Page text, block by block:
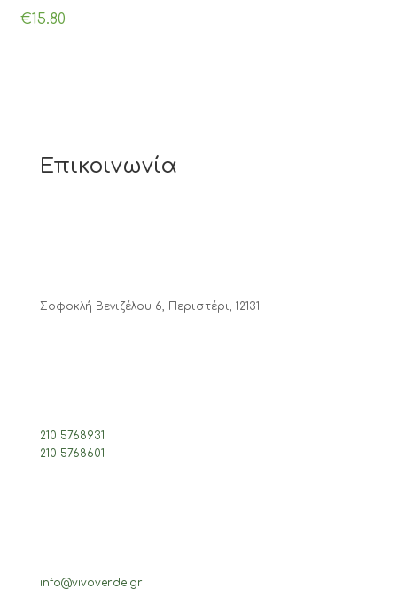
€15.80
Επικοινωνία
Σοφοκλή Βενιζέλου 6, Περιστέρι, 12131
210 5768931
210 5768601
info@vivoverde.gr